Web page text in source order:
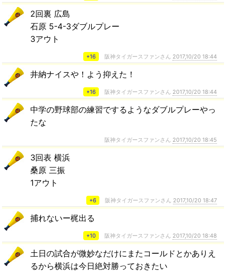
2回裏 広島
石原 5-4-3ダブルプレー
3アウト
+16 阪神タイガースファンさん 2017,10/20 18:44
井納ナイスや！よう抑えた！
+16 阪神タイガースファンさん 2017,10/20 18:44
中学の野球部の練習でするようなダブルプレーやっ
たな
阪神タイガースファンさん 2017,10/20 18:45
3回表 横浜
桑原 三振
1アウト
+6 阪神タイガースファンさん 2017,10/20 18:47
捕れないー梶出る
+10 阪神タイガースファンさん 2017,10/20 18:48
土日の試合が微妙なだけにまたコールドとかありえ
るから横浜は今日絶対勝っておきたい